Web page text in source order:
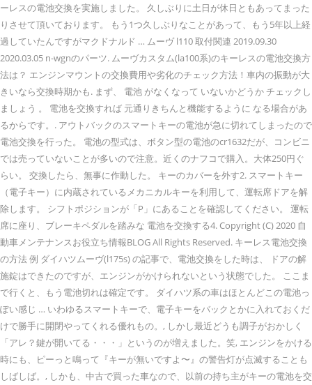
ーレスの電池交換を実施しました。 久しぶりに土日が休日ともあってまった
りさせて頂いております。 もう1つ久しぶりなことがあって、もう5年以上経
過していたんですがマクドナルド … ムーヴ l110 取付関連 2019.09.30
2020.03.05 n-wgnのパーツ. ムーヴカスタム(la100系)のキーレスの電池交換方
法は？ エンジンマウントの交換費用や劣化のチェック方法！車内の振動が大
きいなら交換時期かも. まず、 電池 がなくなって いないかどうか チェックし
ましょう 。 電池を交換すれば 元通りきちんと機能するように なる場合があ
るからです。. アウトバックのスマートキーの電池が急に切れてしまったので
電池交換を行った。 電池の型式は、ボタン型の電池のcr1632だが、コンビニ
では売っていないことが多いので注意。近くのナフコで購入。大体250円ぐ
らい。 交換したら、無事に作動した。 キーのカバーを外す2. スマートキー
（電子キー）に内蔵されているメカニカルキーを利用して、運転席ドアを解
除します。 シフトポジションが「P」にあることを確認してください。 運転
席に座り、ブレーキペダルを踏みな 電池を交換する4. Copyright (C) 2020 自
動車メンテナンスお役立ち情報BLOG All Rights Reserved. キーレス電池交換
の方法 例 ダイハツムーヴ(l175s) の記事で、電池交換をした時は、 ドアの解
施錠はできたのですが、エンジンがかけられないという状態でした。 ここま
で行くと、もう電池切れは確定です。 ダイハツ系の車はほとんどこの電池っ
ぽい感じ … いわゆるスマートキーで、電子キーをバックとかに入れておくだ
けで勝手に開閉やってくれる優れもの。, しかし最近どうも調子がおかしく
「アレ？鍵が開いてる・・・」というのが増えました。笑, エンジンをかける
時にも、ピーっと鳴って『キーが無いですよ〜』の警告灯が点滅することも
しばしば。, しかも、中古で買った車なので、以前の持ち主がキーの電池を交